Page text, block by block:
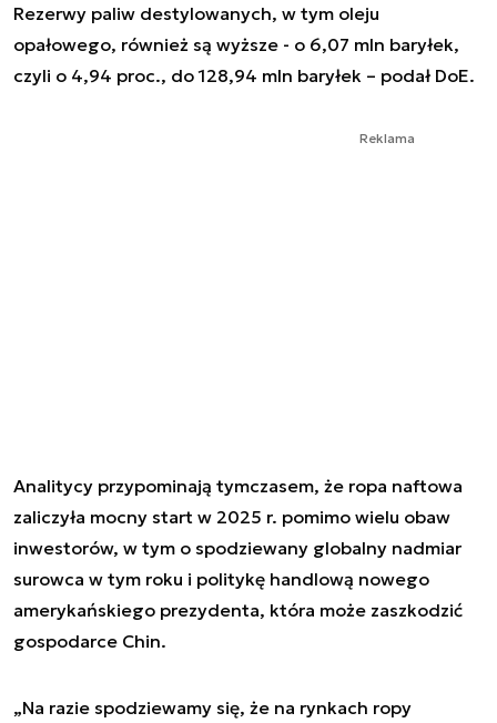
Rezerwy paliw destylowanych, w tym oleju
opałowego, również są wyższe - o 6,07 mln baryłek,
czyli o 4,94 proc., do 128,94 mln baryłek – podał DoE.
Reklama
Analitycy przypominają tymczasem, że ropa naftowa
zaliczyła mocny start w 2025 r. pomimo wielu obaw
inwestorów, w tym o spodziewany globalny nadmiar
surowca w tym roku i politykę handlową nowego
amerykańskiego prezydenta, która może zaszkodzić
gospodarce Chin.
„Na razie spodziewamy się, że na rynkach ropy